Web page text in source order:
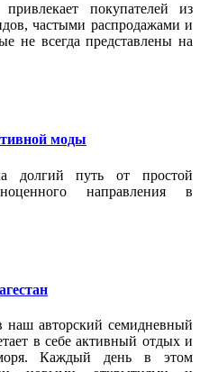
покупателей из
частыми распродажами и
не всегда представлены на
моды
долгий путь от простой
направления в
авторский семидневный
в себе активный отдых и
Каждый день в этом